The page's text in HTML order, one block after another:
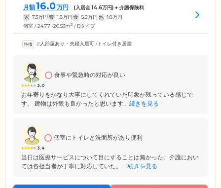
月額16.0 万円 (入居金14.6万円) + 介護保険料
家 7.3万円 管 1.8万円 食 5.2万円 他 1.8万円
個室 / 24.77~26.53m2 / Bタイプ
2人部屋あり・夫婦入居可 /トイレ付き居室
3.0
食事や緊急時の対応が良い
お年寄りをかなり大事にしてくれていた印象が残っている感じで
す。 建物は外観も良かったと思います... 続きを見る
3.4
個室にトイレと洗面所があり便利
当日は医療サービスについて目にすることは無かった。介護におい
ては各担当者が丁寧に対応していた。... 続きを見る